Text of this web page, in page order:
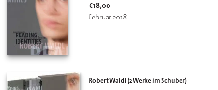
€18,00
Februar 2018
Robert Waldl (2 Werke im Schuber)